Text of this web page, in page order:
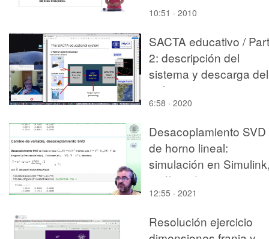
10:51 · 2010
SACTA educativo /
2: descripción del
sistema y descarga del
software
6:58 · 2020
Desacoplamiento SVD
de horno lineal:
simulación en
análisis de respuesta
12:55 · 2021
Resolución ejercicio